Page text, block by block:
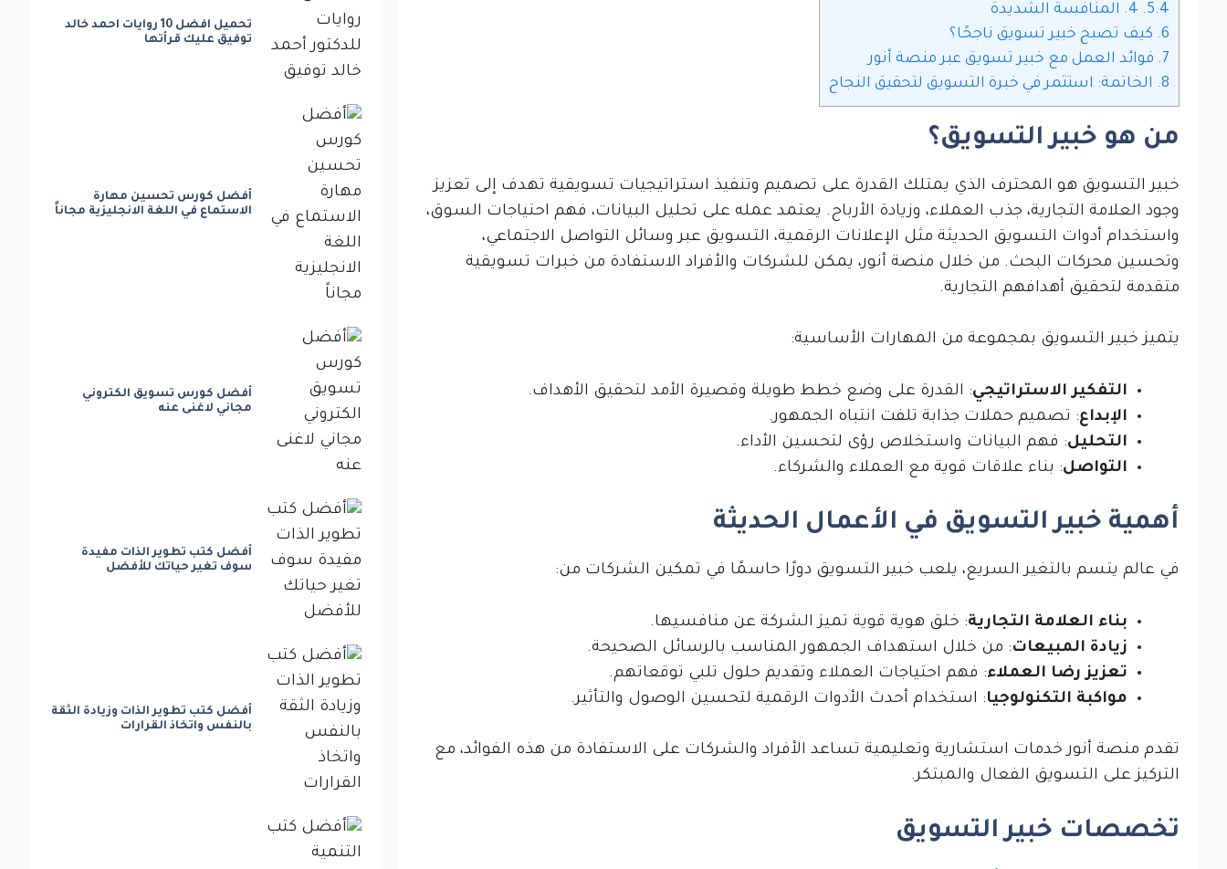
5.4.
6. كيف تصبح خبير تسويق ناجحًا؟
7.
فوائد العمل مع خبير تسويق عبر منصة أنور
8.
الخاتمة: استثمر في خبرة التسويق لتحقيق النجاح
من هو خبير التسويق؟
خبير التسويق هو المحترف الذي يمتلك القدرة على تصميم وتنفيذ استراتيجيات تسويقية تهدف إلى تعزيز
وجود العلامة التجارية، جذب العملاء، وزيادة الأرباح. يعتمد عمله على تحليل البيانات، فهم احتياجات السوق،
واستخدام أدوات التسويق الحديثة مثل الإعلانات الرقمية، التسويق عبر وسائل التواصل الاجتماعي،
وتحسين محركات البحث. من خلال منصة أنور، يمكن للشركات والأفراد الاستفادة من خبرات تسويقية
متقدمة لتحقيق أهدافهم التجارية.
يتميز خبير التسويق بمجموعة من المهارات الأساسية:
التفكير الاستراتيجي: القدرة على وضع خطط طويلة وقصيرة الأمد لتحقيق الأهداف.
الإبداع: تصميم حملات جذابة تلفت انتباه الجمهور.
التحليل: فهم البيانات واستخلاص رؤى لتحسين الأداء.
التواصل: بناء علاقات قوية مع العملاء والشركاء.
أهمية خبير التسويق في الأعمال الحديثة
في عالم يتسم بالتغير السريع، يلعب خبير التسويق دورًا حاسمًا في تمكين الشركات من:
بناء العلامة التجارية: خلق هوية قوية تميز الشركة عن منافسيها.
زيادة المبيعات: من خلال استهداف الجمهور المناسب بالرسائل الصحيحة.
تعزيز رضا العملاء: فهم احتياجات العملاء وتقديم حلول تلبي توقعاتهم.
مواكبة التكنولوجيا: استخدام أحدث الأدوات الرقمية لتحسين الوصول والتأثير.
تقدم منصة أنور خدمات استشارية وتعليمية تساعد الأفراد والشركات على الاستفادة من هذه الفوائد، مع
التركيز على التسويق الفعال والمبتكر.
تخصصات خبير التسويق
تحميل افضل 10 روايات احمد خالد
توفيق عليك قرأتها
أفضل كورس تحسين مهارة
الاستماع في اللغة الانجليزية مجاناً
أفضل كورس تسويق الكتروني
مجاني لاغنى عنه
أفضل كتب تطوير الذات مفيدة
سوف تغير حياتك للأفضل
أفضل كتب تطوير الذات وزيادة الثقة
بالنفس واتخاذ القرارات